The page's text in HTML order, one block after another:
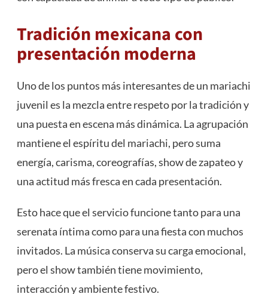
Tradición mexicana con
presentación moderna
Uno de los puntos más interesantes de un mariachi
juvenil es la mezcla entre respeto por la tradición y
una puesta en escena más dinámica. La agrupación
mantiene el espíritu del mariachi, pero suma
energía, carisma, coreografías, show de zapateo y
una actitud más fresca en cada presentación.
Esto hace que el servicio funcione tanto para una
serenata íntima como para una fiesta con muchos
invitados. La música conserva su carga emocional,
pero el show también tiene movimiento,
interacción y ambiente festivo.